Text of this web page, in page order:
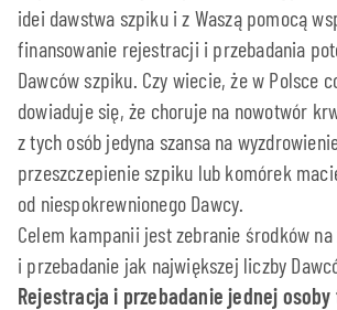
idei dawstwa szpiku i z Waszą pomocą
finansowanie rejestracji i przebadania
Dawców szpiku. Czy wiecie, że w Polsce
dowiaduje się, że choruje na nowotwór
z tych osób jedyna szansa na
przeszczepienie szpiku lub komórek
od niespokrewnionego Dawcy.
Celem kampanii jest zebranie środków
i przebadanie jak największej liczby
Rejestracja i przebadanie jednej osoby